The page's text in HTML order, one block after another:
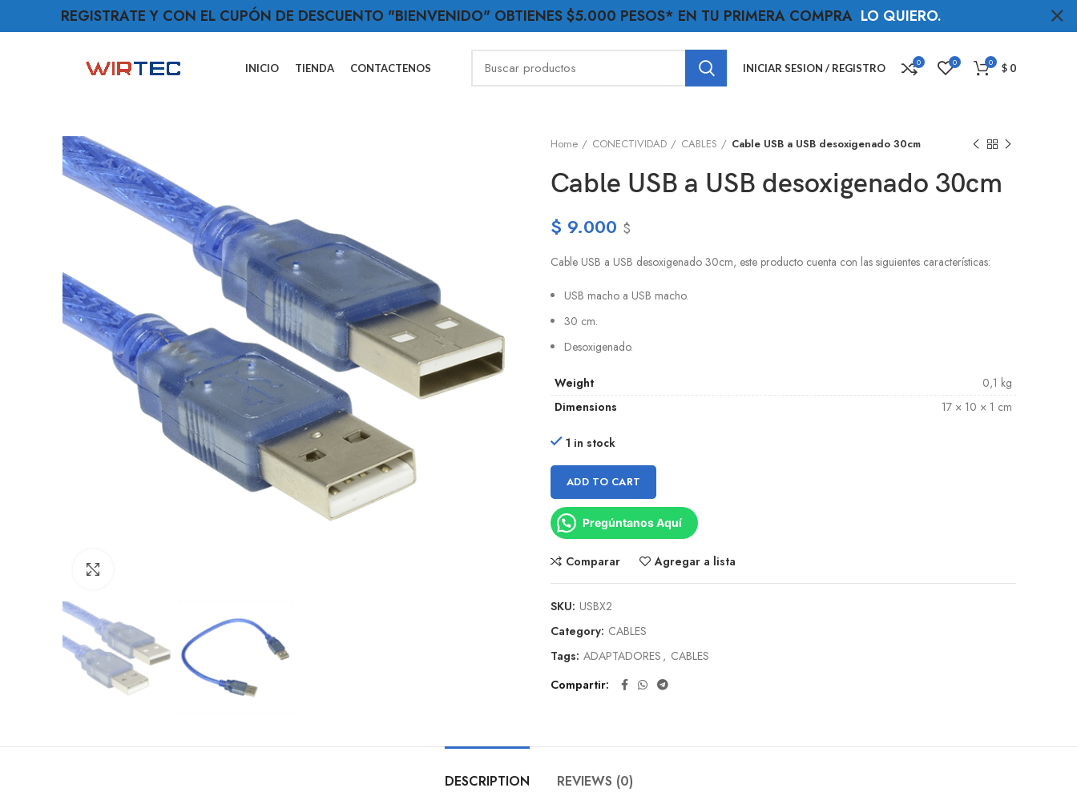
INICIO TIENDA CONTACTENOS INICIAR SESION / REGISTRO 0 0 0 $ 0
Home CONECTIVIDAD CABLES Cable USB a USB desoxigenado 30cm
Cable USB a USB desoxigenado 30cm
$ 9.000 $
Cable USB a USB desoxigenado 30cm, este producto cuenta con las siguientes características:
USB macho a USB macho.
30 cm.
Desoxigenado.
Weight
0,1 kg
Dimensions
17 × 10 × 1 cm
1 in stock
ADD TO CART
Pregúntanos Aquí
Comparar Agregar a lista
SKU: USBX2
Category: CABLES
Tags: ADAPTADORES , CABLES
Compartir
DESCRIPTION REVIEWS (0)
REGISTRATE Y CON EL CUPÓN DE DESCUENTO "BIENVENIDO" OBTIENES $5.000 PESOS* EN TU PRIMERA COMPRA LO QUIERO.